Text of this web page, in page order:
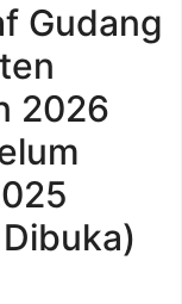
Gudang
2026